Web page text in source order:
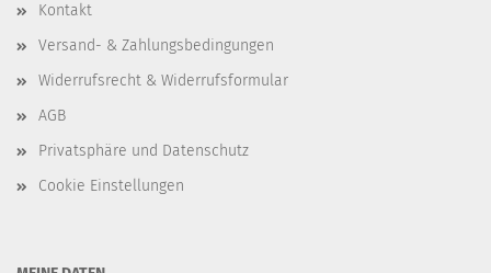
Kontakt
Versand- & Zahlungsbedingungen
Widerrufsrecht & Widerrufsformular
AGB
Privatsphäre und Datenschutz
Cookie Einstellungen